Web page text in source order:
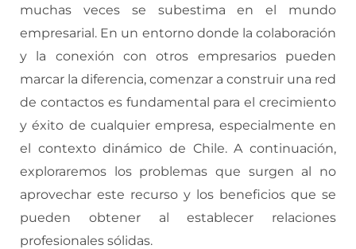
muchas veces se subestima en el mundo
empresarial. En un entorno donde la colaboración
y la conexión con otros empresarios pueden
marcar la diferencia, comenzar a construir una red
de contactos es fundamental para el crecimiento
y éxito de cualquier empresa, especialmente en
el contexto dinámico de Chile. A continuación,
exploraremos los problemas que surgen al no
aprovechar este recurso y los beneficios que se
pueden obtener al establecer relaciones
profesionales sólidas.